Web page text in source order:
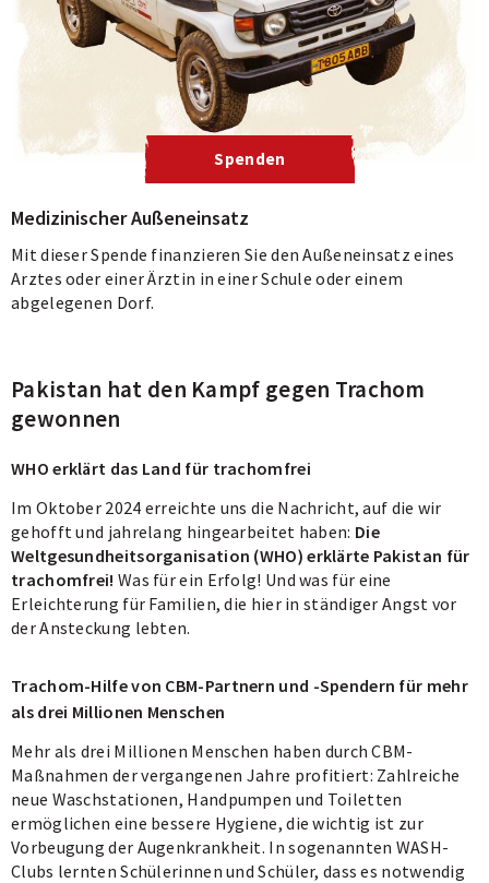
Spenden
Medizinischer Außeneinsatz
Mit dieser Spende finanzieren Sie den Außeneinsatz eines
Arztes oder einer Ärztin in einer Schule oder einem
abgelegenen Dorf.
Pakistan hat den Kampf gegen Trachom
gewonnen
WHO erklärt das Land für trachomfrei
Im Oktober 2024 erreichte uns die Nachricht, auf die wir
gehofft und jahrelang hingearbeitet haben: Die
Weltgesundheitsorganisation (WHO) erklärte Pakistan für
trachomfrei! Was für ein Erfolg! Und was für eine
Erleichterung für Familien, die hier in ständiger Angst vor
der Ansteckung lebten.
Trachom-Hilfe von CBM-Partnern und -Spendern für mehr
als drei Millionen Menschen
Mehr als drei Millionen Menschen haben durch CBM-
Maßnahmen der vergangenen Jahre profitiert: Zahlreiche
neue Waschstationen, Handpumpen und Toiletten
ermöglichen eine bessere Hygiene, die wichtig ist zur
Vorbeugung der Augenkrankheit. In sogenannten WASH-
Clubs lernten Schülerinnen und Schüler, dass es notwendig